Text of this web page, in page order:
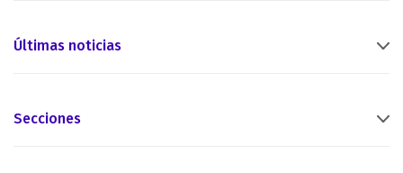
Últimas noticias
Secciones